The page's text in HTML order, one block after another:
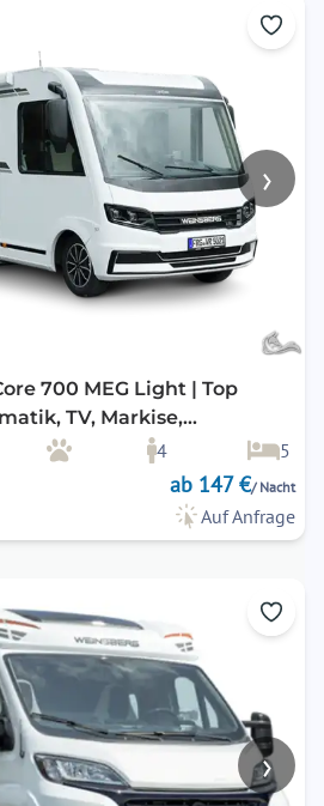
›
700 MEG Light | Top
TV, Markise,
uvm.4
5
ab 147 €/ Nacht
Auf Anfrage
›